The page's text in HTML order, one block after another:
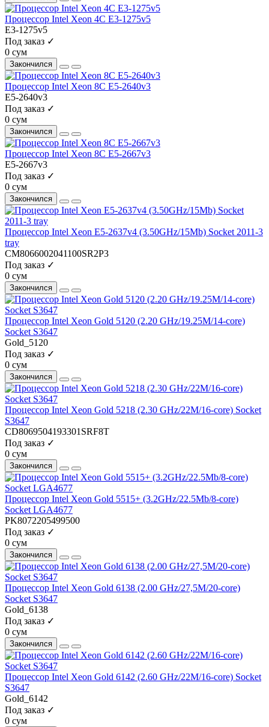
Процессор Intel Xeon 4C E3-1275v5
E3-1275v5
Под заказ ✓
0 сум
Закончился
Процессор Intel Xeon 8C E5-2640v3
E5-2640v3
Под заказ ✓
0 сум
Закончился
Процессор Intel Xeon 8C E5-2667v3
E5-2667v3
Под заказ ✓
0 сум
Закончился
Процессор Intel Xeon E5-2637v4 (3.50GHz/15Mb) Socket 2011-3
tray
CM8066002041100SR2P3
Под заказ ✓
0 сум
Закончился
Процессор Intel Xeon Gold 5120 (2.20 GHz/19.25M/14-core)
Socket S3647
Gold_5120
Под заказ ✓
0 сум
Закончился
Процессор Intel Xeon Gold 5218 (2.30 GHz/22M/16-core) Socket
S3647
CD8069504193301SRF8T
Под заказ ✓
0 сум
Закончился
Процессор Intel Xeon Gold 5515+ (3.2GHz/22.5Mb/8-core)
Socket LGA4677
PK8072205499500
Под заказ ✓
0 сум
Закончился
Процессор Intel Xeon Gold 6138 (2.00 GHz/27,5M/20-core)
Socket S3647
Gold_6138
Под заказ ✓
0 сум
Закончился
Процессор Intel Xeon Gold 6142 (2.60 GHz/22M/16-core) Socket
S3647
Gold_6142
Под заказ ✓
0 сум